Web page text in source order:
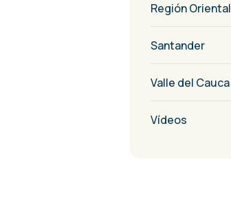
Región Oriental
Santander
Valle del Cauca
Vídeos